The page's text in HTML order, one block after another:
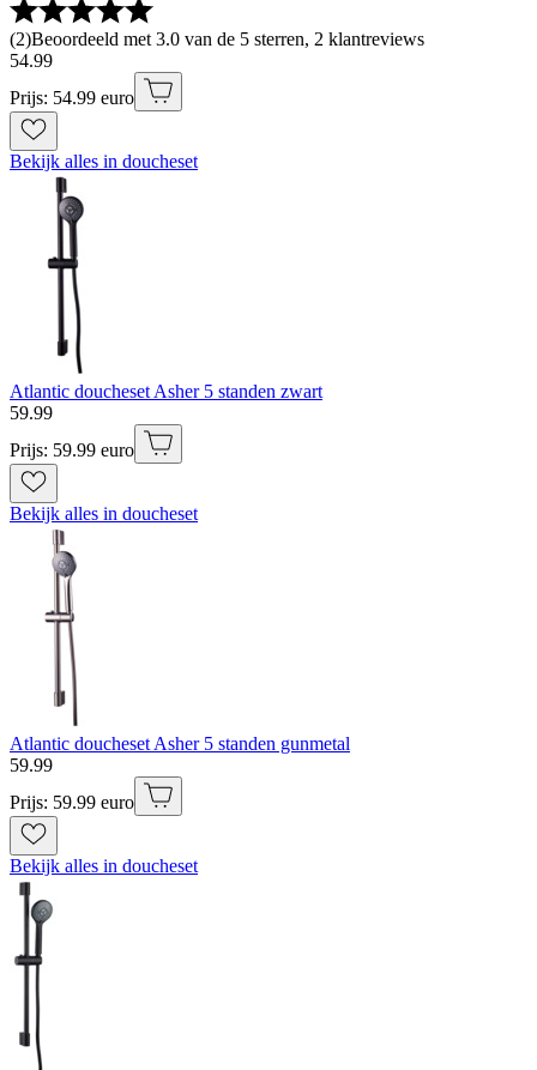
(2)Beoordeeld met 3.0 van de 5 sterren, 2 klantreviews
54.99
Prijs: 54.99 euro
Bekijk alles in doucheset
Atlantic doucheset Asher 5 standen zwart
59.99
Prijs: 59.99 euro
Bekijk alles in doucheset
Atlantic doucheset Asher 5 standen gunmetal
59.99
Prijs: 59.99 euro
Bekijk alles in doucheset